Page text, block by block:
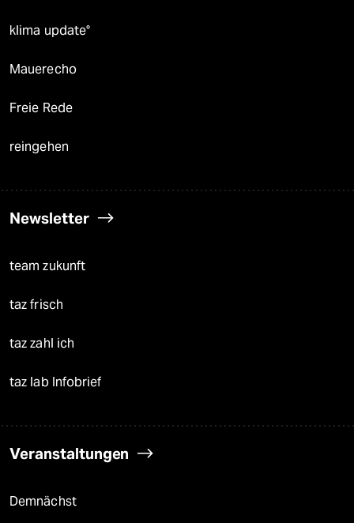
klima update°
Mauerecho
Freie Rede
reingehen
Newsletter
team zukunft
taz frisch
taz zahl ich
taz lab Infobrief
Veranstaltungen
Demnächst